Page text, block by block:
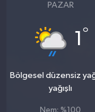
PAZAR
1 °
Bölgesel düzensiz
yağışlı